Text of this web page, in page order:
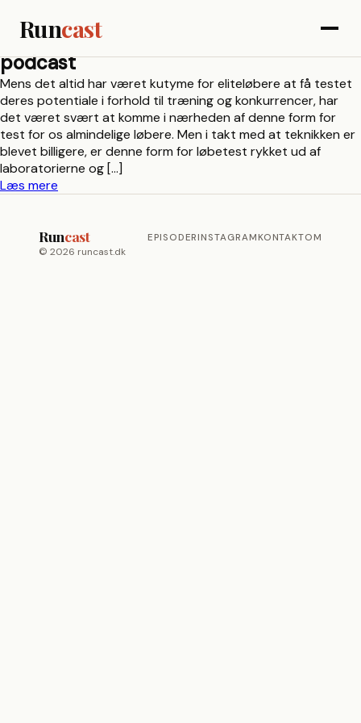
Runcast
podcast
Mens det altid har været kutyme for eliteløbere at få testet
deres potentiale i forhold til træning og konkurrencer, har
det været svært at komme i nærheden af denne form for
test for os almindelige løbere. Men i takt med at teknikken er
blevet billigere, er denne form for løbetest rykket ud af
laboratorierne og […]
Læs mere
alle?"
Runcast EPISODERINSTAGRAMKONTAKTOM
© 2026 runcast.dk